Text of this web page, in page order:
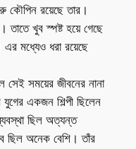
কৌপিন রয়েছে তার।
খুব স্পষ্ট হয়ে গেছে
মধ্যেও ধরা রয়েছে
সময়ের জীবনের নানা
একজন শিল্পী ছিলেন
ছিল অত্যন্ত
ছিল অনেক বেশি। তাঁর